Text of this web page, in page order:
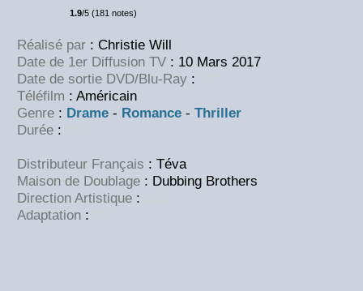
1.9/5 (181 notes)
Réalisé par : Christie Will
Date de 1er Diffusion TV : 10 Mars 2017
Date de sortie DVD/Blu-Ray :
Téléfilm : Américain
Genre : Drame - Romance - Thriller
Durée :
Distributeur Français : Téva
Maison de Doublage : Dubbing Brothers
Direction Artistique :
Adaptation :